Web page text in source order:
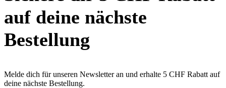
auf deine nächste
Bestellung
Melde dich für unseren Newsletter an und erhalte 5 CHF Rabatt auf
deine nächste Bestellung.